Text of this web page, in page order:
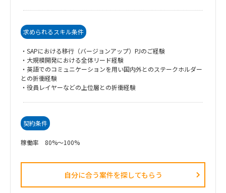
求められるスキル条件
・SAPにおける移行（バージョンアップ）PJのご経験
・大規模開発における全体リード経験
・英語でのコミュニケーションを用い国内外とのステークホルダー
との折衝経験
・役員レイヤーなどの上位層との折衝経験
契約条件
稼働率 80%～100%
自分に合う案件を探してもらう​